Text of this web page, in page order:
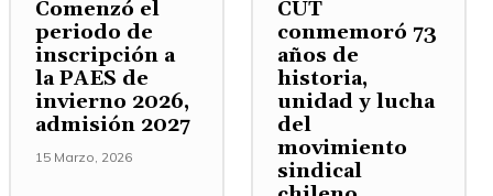
Comenzó el
periodo de
inscripción a
la PAES de
invierno 2026,
admisión 2027
15 Marzo, 2026
CUT
conmemoró 73
años de
historia,
unidad y lucha
del
movimiento
sindical